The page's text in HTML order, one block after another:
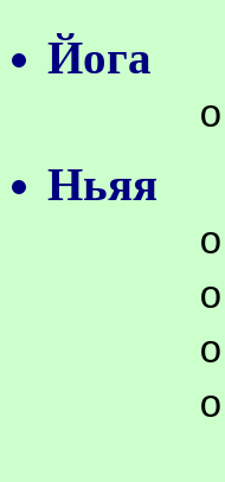
Йога
o
Ньяя
o
o
o
o